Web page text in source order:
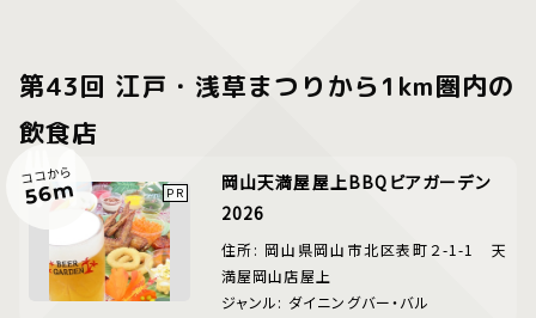
第43回 江戸・浅草まつりから1km圏内の
飲食店
ココから
56m
岡山天満屋屋上BBQビアガーデン
2026
住所: 岡山県岡山市北区表町２-1-1 天
満屋岡山店屋上
ジャンル: ダイニングバー・バル